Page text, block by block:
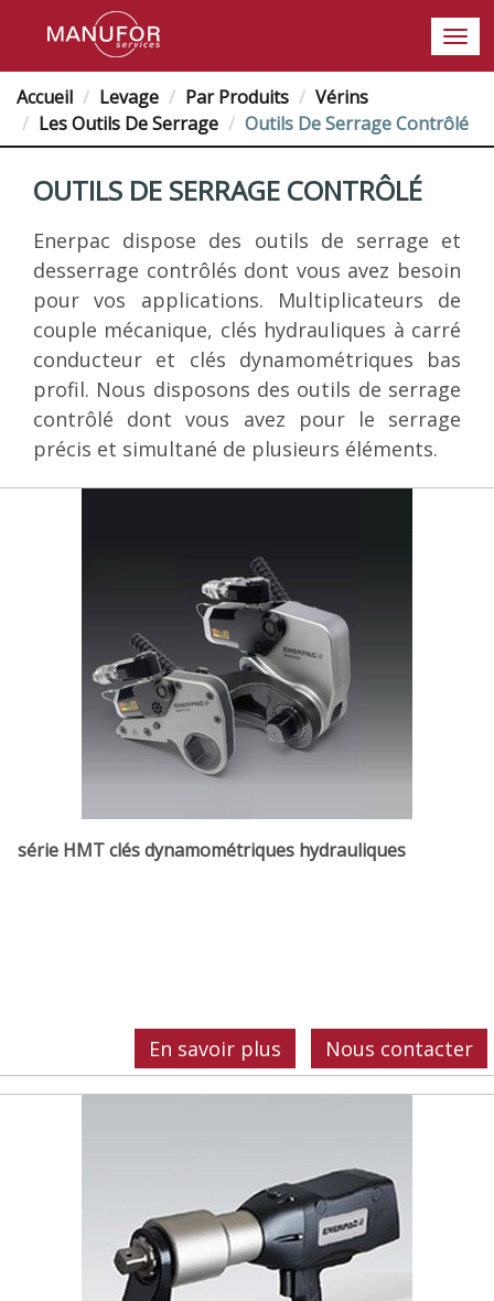
Accueil Levage Par Produits
Vérins
Les Outils De Serrage
Outils De Serrage Contrôlé
OUTILS DE SERRAGE CONTRÔLÉ
Enerpac dispose des outils de serrage et
desserrage contrôlés dont vous avez besoin
pour vos applications. Multiplicateurs de
couple mécanique, clés hydrauliques à carré
conducteur et clés dynamométriques bas
profil. Nous disposons des outils de serrage
contrôlé dont vous avez pour le serrage
précis et simultané de plusieurs éléments.
série HMT clés dynamométriques hydrauliques
Nous contacter
En savoir plus